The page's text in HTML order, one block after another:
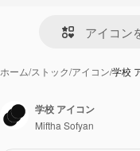
ホーム/ストック/アイコン/学校
学校 アイコン
Miftha Sofyan